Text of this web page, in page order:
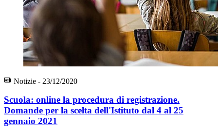
Notizie - 23/12/2020
Scuola: online la procedura di registrazione.
Domande per la scelta dell'Istituto dal 4 al 25
gennaio 2021